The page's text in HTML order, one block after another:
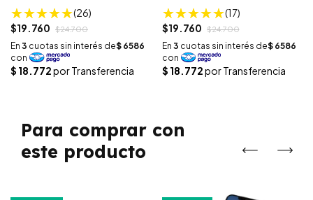
(26)
$19.760
$24.700
(17)
$19.760
$24.700
Para comprar con
este producto